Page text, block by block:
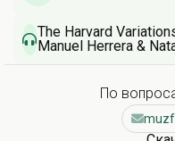
The Harvard
Manuel Herrera &
По